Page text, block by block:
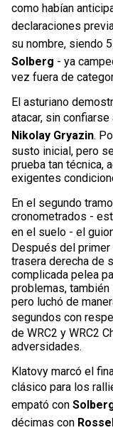
como habían
declaraciones
su nombre, siendo
Solberg - ya
vez fuera de
El asturiano
atacar, sin
Nikolay Gryazin.
susto inicial, pero
prueba tan técnica,
exigentes
En el segundo
cronometrados -
en el suelo - el
Después del
trasera derecha de
complicada pelea
problemas,
pero luchó de
segundos con
de WRC2 y WRC2
adversidades.
Klatovy marcó el
clásico para los
empató con
décimas con